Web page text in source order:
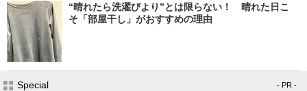
“晴れたら洗濯びより”とは限らない！ 晴れた日こ
そ「部屋干し」がおすすめの理由
Special - PR -